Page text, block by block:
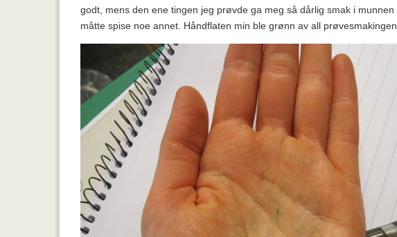
godt, mens den ene tingen jeg prøvde ga meg så dårlig smak i
måtte spise noe annet. Håndflaten min ble grønn av all prøvesmakingen.